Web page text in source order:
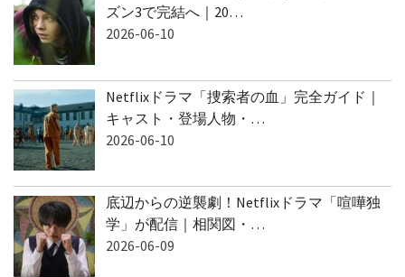
ズン3で完結へ｜20…
2026-06-10
Netflixドラマ「捜索者の血」完全ガイド｜
キャスト・登場人物・…
2026-06-10
底辺からの逆襲劇！Netflixドラマ「喧嘩独
学」が配信｜相関図・…
2026-06-09